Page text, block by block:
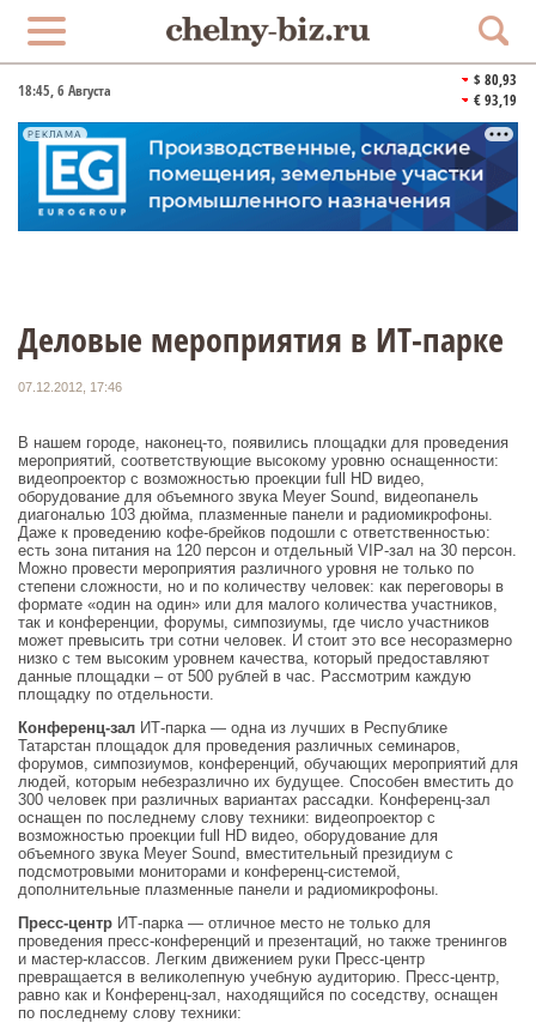
18:45, 6 Августа
$ 80,93
€ 93,19
РЕКЛАМА
Деловые мероприятия в ИТ-парке
07.12.2012, 17:46
В нашем городе, наконец-то, появились площадки для проведения
мероприятий, соответствующие высокому уровню оснащенности:
видеопроектор с возможностью проекции full HD видео,
оборудование для объемного звука Meyer Sound, видеопанель
диагональю 103 дюйма, плазменные панели и радиомикрофоны.
Даже к проведению кофе-брейков подошли с ответственностью:
есть зона питания на 120 персон и отдельный VIP-зал на 30 персон.
Можно провести мероприятия различного уровня не только по
степени сложности, но и по количеству человек: как переговоры в
формате «один на один» или для малого количества участников,
так и конференции, форумы, симпозиумы, где число участников
может превысить три сотни человек. И стоит это все несоразмерно
низко с тем высоким уровнем качества, который предоставляют
данные площадки – от 500 рублей в час. Рассмотрим каждую
площадку по отдельности.
Конференц-зал ИТ-парка — одна из лучших в Республике
Татарстан площадок для проведения различных семинаров,
форумов, симпозиумов, конференций, обучающих мероприятий для
людей, которым небезразлично их будущее. Способен вместить до
300 человек при различных вариантах рассадки. Конференц-зал
оснащен по последнему слову техники: видеопроектор с
возможностью проекции full HD видео, оборудование для
объемного звука Meyer Sound, вместительный президиум с
подсмотровыми мониторами и конференц-системой,
дополнительные плазменные панели и радиомикрофоны.
Пресс-центр ИТ-парка — отличное место не только для
проведения пресс-конференций и презентаций, но также тренингов
и мастер-классов. Легким движением руки Пресс-центр
превращается в великолепную учебную аудиторию. Пресс-центр,
равно как и Конференц-зал, находящийся по соседству, оснащен
по последнему слову техники: